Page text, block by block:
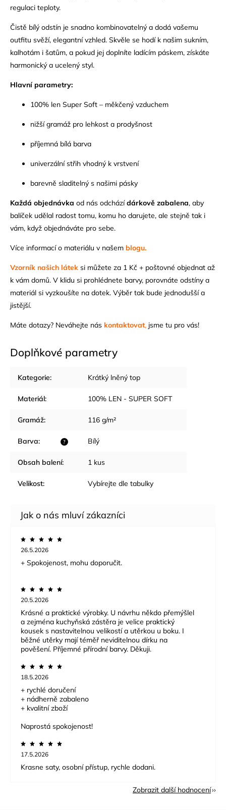
regulaci teploty.
Čistě bílý odstín je snadno kombinovatelný a dodá vašemu
outfitu svěží, elegantní vzhled. Skvěle se hodí k našim sukním,
kalhotám i šatům, a pokud jej doplníte ladícím páskem, získáte
harmonický a ucelený styl.
Hlavní parametry:
100% len Super Soft – měkčený vzduchem
nižší gramáž pro lehkost a prodyšnost
příjemná bílá barva
univerzální střih vhodný k vrstvení
barevně sladitelný s našimi pásky
Každá objednávka od nás odcházídárkově zabalena, aby
balíček udělal radost tomu, komu ho darujete, ale stejně tak i
vám, když objednáváte pro sebe.
Více informací o materiálu v našem blogu.
Vzorník našich látek si můžete za 1 Kč + poštovné objednat až
k vám domů. V klidu si prohlédnete barvy, porovnáte odstíny a
materiál si vyzkoušíte na dotek. Výběr tak bude jednodušší a
jistější.
Máte dotazy? Neváhejte nás kontaktovat, jsme tu pro vás!
Doplňkové parametry
Kategorie: Krátký lněný top
Materiál: 100% LEN - SUPER SOFT
Gramáž: 116 g/m²
?
Barva: Bílý
Obsah balení: 1 kus
Velikost: Vybírejte dle tabulky
26.5.2026
+ Spokojenost, mohu doporučit.
20.5.2026
Krásné a praktické výrobky. U návrhu někdo přemýšlel
a zejména kuchyňská zástěra je velice praktický
kousek s nastavitelnou velikostí a utěrkou u boku. I
běžné utěrky mají téměř neviditelnou dírku na
pověšení. Příjemné přírodní barvy. Děkuji.
18.5.2026
+ rychlé doručení
+ nádherně zabaleno
+ kvalitní zboží
Naprostá spokojenost!
17.5.2026
Krasne saty, osobní přístup, rychle dodani.
Zobrazit další hodnocení